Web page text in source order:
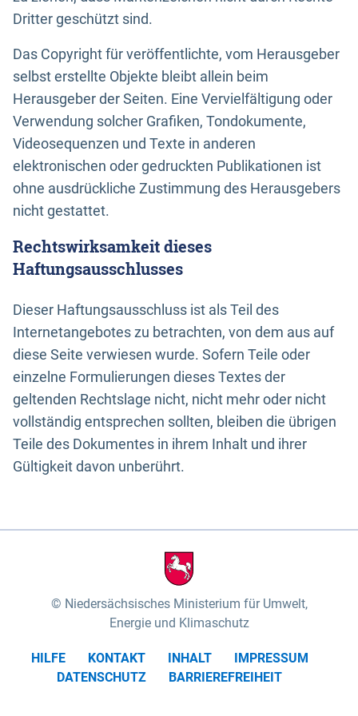
Dritter geschützt sind.
Das Copyright für veröffentlichte, vom Herausgeber
selbst erstellte Objekte bleibt allein beim
Herausgeber der Seiten. Eine Vervielfältigung oder
Verwendung solcher Grafiken, Tondokumente,
Videosequenzen und Texte in anderen
elektronischen oder gedruckten Publikationen ist
ohne ausdrückliche Zustimmung des Herausgebers
nicht gestattet.
Rechtswirksamkeit dieses
Haftungsausschlusses
Dieser Haftungsausschluss ist als Teil des
Internetangebotes zu betrachten, von dem aus auf
diese Seite verwiesen wurde. Sofern Teile oder
einzelne Formulierungen dieses Textes der
geltenden Rechtslage nicht, nicht mehr oder nicht
vollständig entsprechen sollten, bleiben die übrigen
Teile des Dokumentes in ihrem Inhalt und ihrer
Gültigkeit davon unberührt.
Niedersächsisches Ministerium für Umwelt,
Energie und Klimaschutz
HILFE KONTAKT INHALT
IMPRESSUM
DATENSCHUTZ
BARRIEREFREIHEIT